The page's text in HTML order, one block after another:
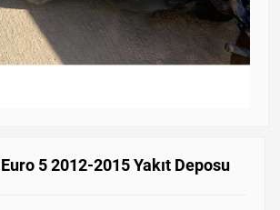
5 2012-2015 Yakıt Deposu